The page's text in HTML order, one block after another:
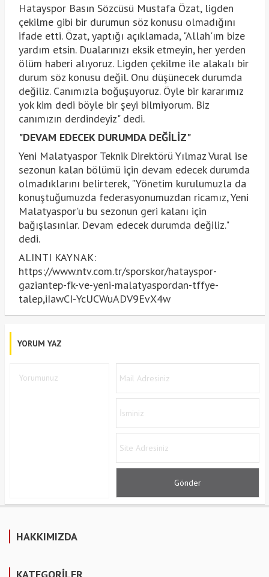
Hatayspor Basın Sözcüsü Mustafa Özat, ligden
çekilme gibi bir durumun söz konusu olmadığını
ifade etti. Özat, yaptığı açıklamada, "Allah'ım bize
yardım etsin. Dualarınızı eksik etmeyin, her yerden
ölüm haberi alıyoruz. Ligden çekilme ile alakalı bir
durum söz konusu değil. Onu düşünecek durumda
değiliz. Canımızla boğuşuyoruz. Öyle bir kararımız
yok kim dedi böyle bir şeyi bilmiyorum. Biz
canımızın derdindeyiz" dedi.
"DEVAM EDECEK DURUMDA DEĞİLİZ"
Yeni Malatyaspor Teknik Direktörü Yılmaz Vural ise
sezonun kalan bölümü için devam edecek durumda
olmadıklarını belirterek, "Yönetim kurulumuzla da
konuştuğumuzda federasyonumuzdan ricamız, Yeni
Malatyaspor'u bu sezonun geri kalanı için
bağışlasınlar. Devam edecek durumda değiliz."
dedi.
ALINTI KAYNAK:
https://www.ntv.com.tr/sporskor/hatayspor-
gaziantep-fk-ve-yeni-malatyaspordan-tffye-
talep,iIawCI-YcUCWuADV9EvX4w
YORUM YAZ
HAKKIMIZDA
KATEGORİLER